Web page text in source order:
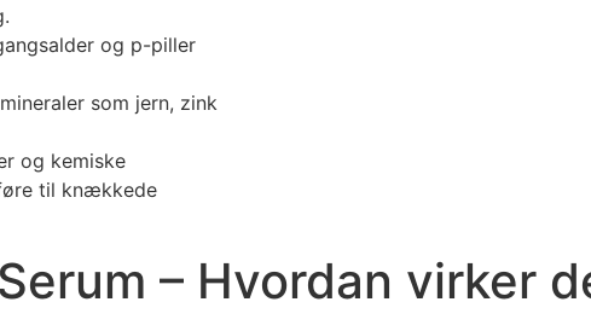
og p-piller
som jern, zink
og kemiske
til knækkede
– Hvordan virker